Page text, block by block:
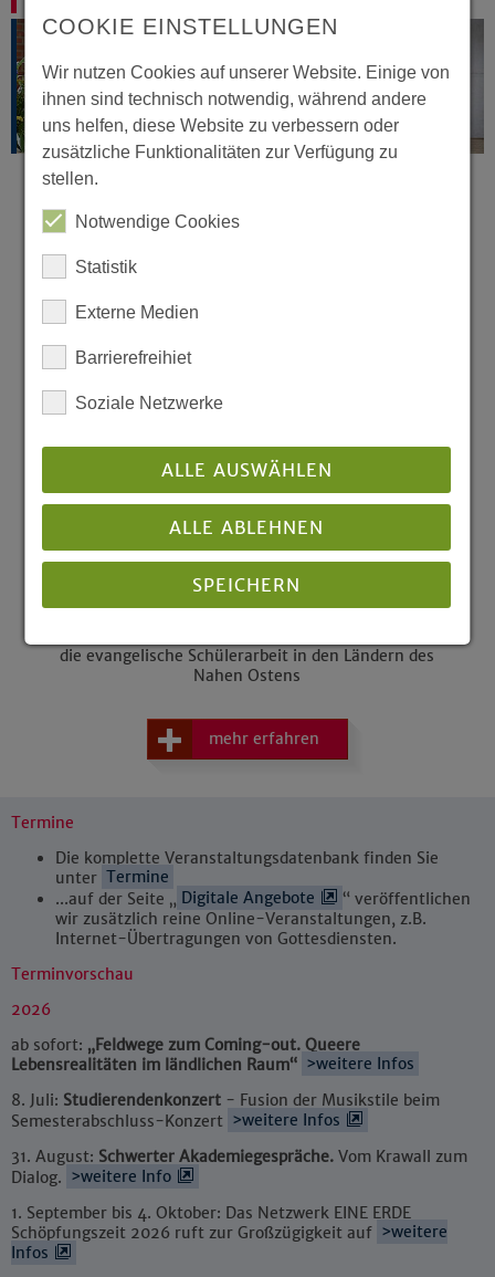
Lebensphase treffen. Zum Glück kann man Sorgen
DieTelefonSeelsorge ist
vertraulich und bleibt anonym.
Telefon:0800 111 0 111und0800 111 0 222
Telefonseelsorge
Kollekte
10. Sonntag nach Trinitatis, 09.08.2026
die evangelische Schülerarbeit in den Ländern des
Nahen Ostens
mehr erfahren
Termine
Die komplette Veranstaltungsdatenbank finden Sie
unter Termine
...auf der Seite „ Digitale Angebote
“ veröffentlichen
wir zusätzlich reine Online-Veranstaltungen, z.B.
Internet-Übertragungen von Gottesdiensten.
Terminvorschau
2026
ab sofort: „Feldwege zum Coming-out. Queere
Lebensrealitäten im ländlichen Raum“ >weitere Infos
8. Juli: Studierendenkonzert - Fusion der Musikstile beim
Semesterabschluss-Konzert >weitere Infos
31. August: Schwerter Akademiegespräche. Vom Krawall zum
Dialog. >weitere Info
1. September bis 4. Oktober: Das Netzwerk EINE ERDE
Schöpfungszeit 2026 ruft zur Großzügigkeit auf >weitere
Infos
COOKIE EINSTELLUNGEN
Wir nutzen Cookies auf unserer Website. Einige von
ihnen sind technisch notwendig, während andere
uns helfen, diese Website zu verbessern oder
zusätzliche Funktionalitäten zur Verfügung zu
stellen.
Notwendige Cookies
Statistik
Externe Medien
Barrierefreihiet
Soziale Netzwerke
ALLE AUSWÄHLEN
ALLE ABLEHNEN
SPEICHERN
Details anzeigen